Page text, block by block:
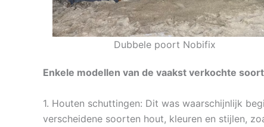
Dubbele poort Nobifix
Enkele modellen van de vaakst verkochte
1. Houten schuttingen: Dit was waarschijnlijk
verscheidene soorten hout, kleuren en stijlen,